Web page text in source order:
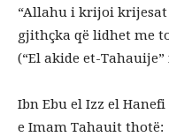
“Allahu i krijoi
gjithçka që lidhet me
(“El akide et-Tahauije”
Ibn Ebu el Izz el
e Imam Tahauit thotë: